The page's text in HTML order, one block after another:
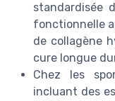
standardisée
fonctionnelle
de collagène
cure longue
Chez les
incluant des